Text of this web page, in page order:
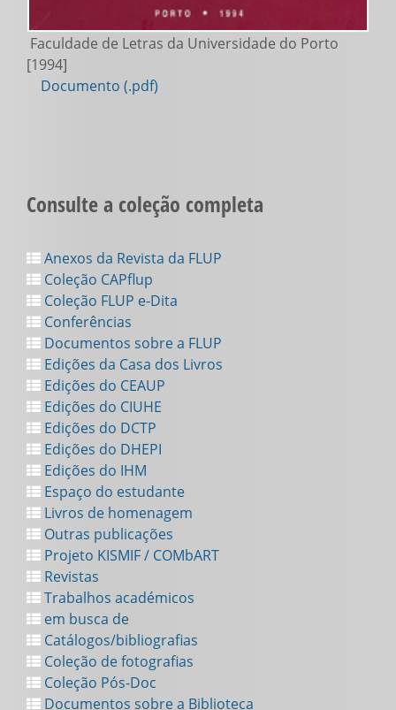
Faculdade de Letras da Universidade do Porto
[1994]
Documento (.pdf)
Consulte a coleção completa
Anexos da Revista da FLUP
Coleção CAPflup
Coleção FLUP e-Dita
Conferências
Documentos sobre a FLUP
Edições da Casa dos Livros
Edições do CEAUP
Edições do CIUHE
Edições do DCTP
Edições do DHEPI
Edições do IHM
Espaço do estudante
Livros de homenagem
Outras publicações
Projeto KISMIF / COMbART
Revistas
Trabalhos académicos
em busca de
Catálogos/bibliografias
Coleção de fotografias
Coleção Pós-Doc
Documentos sobre a Biblioteca